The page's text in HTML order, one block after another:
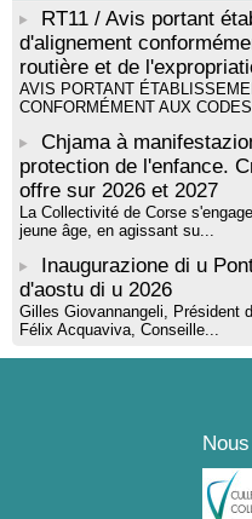
Santa Lucia di Tallà
RT11 / Avis portant
d'alignement
routière et de
AVIS PORTANT
CONFORMÉMENT AUX
Chjama à
protection de l'enfance.
offre sur 2026 et 2027
La Collectivité de Corse
jeune âge, en agissant su...
Inaugurazione di u
d'aostu di u 2026
Gilles Giovannangeli, Président
Félix Acquaviva, Conseille...